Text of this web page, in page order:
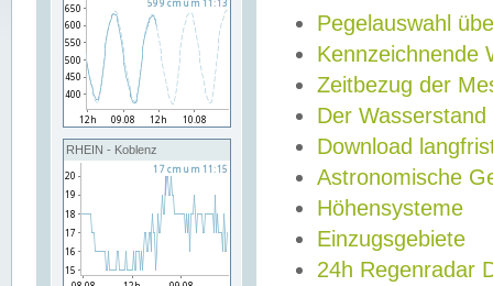
RHEIN - Koblenz
Pegelauswahl
Kennzeichnende
Zeitbezug der
Der Wasserstand
Download
Astronomische
Höhensysteme
Einzugsgebiete
24h Regenradar